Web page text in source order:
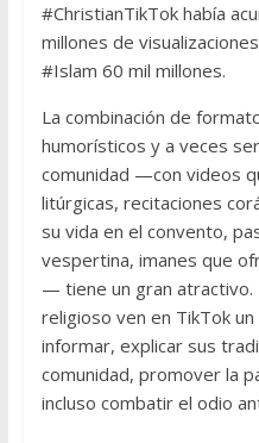
#ChristianTikTok había
millones de
#Islam 60 mil millones.
La combinación de
humorísticos y a veces
comunidad —con videos
litúrgicas, recitaciones
su vida en el convento,
vespertina, imanes que
— tiene un gran atractivo.
religioso ven en TikTok
informar, explicar sus
comunidad, promover la
incluso combatir el odio